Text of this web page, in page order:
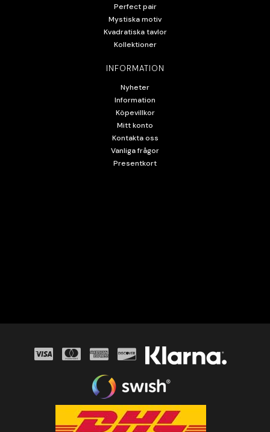
Perfect pair
Mystiska motiv
Kvadratiska tavlor
Kollektioner
INFORMATION
Nyheter
Information
Köpevillkor
Mitt konto
Kontakta oss
Vanliga frågor
Presentkort